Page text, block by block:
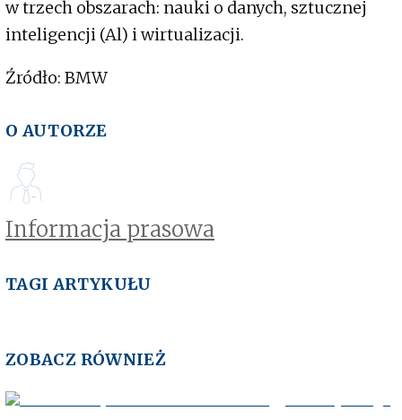
w trzech obszarach: nauki o danych, sztucznej
inteligencji (Al) i wirtualizacji.
Źródło: BMW
O AUTORZE
Informacja prasowa
TAGI ARTYKUŁU
ZOBACZ RÓWNIEŻ